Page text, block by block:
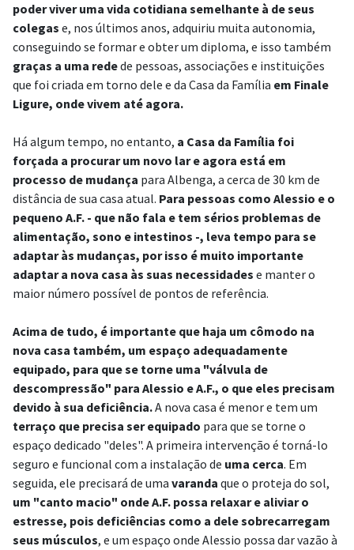
poder viver uma vida cotidiana semelhante à de seus
colegas e, nos últimos anos, adquiriu muita autonomia,
conseguindo se formar e obter um diploma, e isso também
graças a uma redede pessoas, associações e instituições
que foi criada em torno dele e da Casa da Família em Finale
Ligure, onde vivem até agora.
Há algum tempo, no entanto, a Casa da Família foi
forçada a procurar um novo lar e agora está em
processo de mudança para Albenga, a cerca de 30 km de
distância de sua casa atual. Para pessoas como Alessio e o
pequeno A.F. - que não fala e tem sérios problemas de
alimentação, sono e intestinos -, leva tempo para se
adaptar às mudanças, por isso é muito importante
adaptar a nova casa às suas necessidades e manter o
maior número possível de pontos de referência.
Acima de tudo, é importante que haja um cômodo na
nova casa também, um espaço adequadamente
equipado, para que se torne uma "válvula de
descompressão" para Alessio e A.F., o que eles precisam
devido à sua deficiência.A nova casa é menor e tem um
terraço que precisa ser equipado para que se torne o
espaço dedicado "deles". A primeira intervenção é torná-lo
seguro e funcional com a instalação de uma cerca. Em
seguida, ele precisará de uma varanda que o proteja do sol,
um "canto macio" onde A.F. possa relaxar e aliviar o
estresse, pois deficiências como a dele sobrecarregam
seus músculos, e um espaço onde Alessio possa dar vazão à